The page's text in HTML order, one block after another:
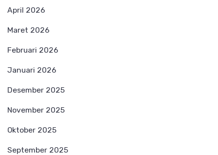
April 2026
Maret 2026
Februari 2026
Januari 2026
Desember 2025
November 2025
Oktober 2025
September 2025